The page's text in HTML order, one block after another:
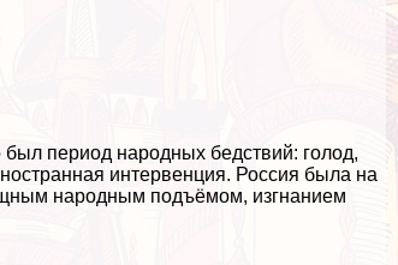
период народных бедствий: голод,
интервенция. Россия была на
народным подъёмом, изгнанием